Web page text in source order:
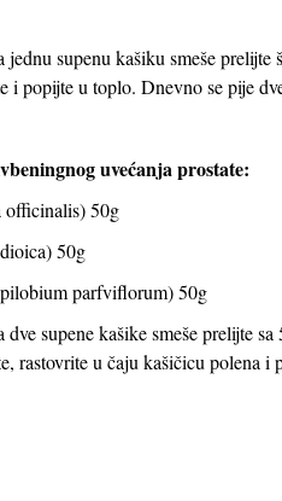
jednu supenu kašiku smeše
i popijte u toplo. Dnevno se pije
uvećanja prostate:
officinalis) 50g
50g
parfviflorum) 50g
dve supene kašike smeše prelijte
rastovrite u čaju kašičicu polena